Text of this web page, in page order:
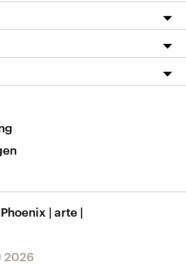
dlf.de
App
2026
Phoenix | arte |